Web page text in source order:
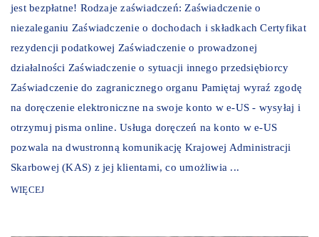
jest bezpłatne! Rodzaje zaświadczeń: Zaświadczenie o
niezaleganiu Zaświadczenie o dochodach i składkach Certyfikat
rezydencji podatkowej Zaświadczenie o prowadzonej
działalności Zaświadczenie o sytuacji innego przedsiębiorcy
Zaświadczenie do zagranicznego organu Pamiętaj wyraź zgodę
na doręczenie elektroniczne na swoje konto w e-US - wysyłaj i
otrzymuj pisma online. Usługa doręczeń na konto w e-US
pozwala na dwustronną komunikację Krajowej Administracji
Skarbowej (KAS) z jej klientami, co umożliwia ...
WIĘCEJ